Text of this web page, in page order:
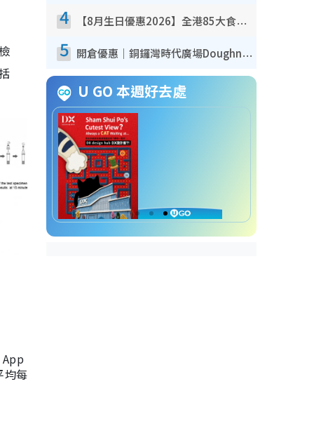
均每
4 【8月生日優惠2026】全港85大食買玩著數攻略 自助餐/火鍋放題同行免費＋誠品/DONKI送現金券
5 開倉優惠｜銅鑼灣時代廣場Doughnut/Campo Marzio開倉低至1折！背囊、書包、手袋劈價$200起
U GO 本週好去處